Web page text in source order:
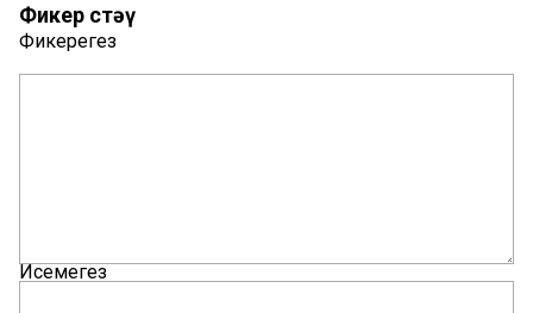
Фикер өстәү
Фикерегез
Исемегез